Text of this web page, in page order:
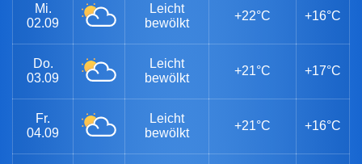
Mi.
02.09
Leicht
bewölkt
+22°C +16°C
Do.
03.09
Leicht
bewölkt
+21°C +17°C
Fr.
04.09
Leicht
bewölkt
+21°C +16°C